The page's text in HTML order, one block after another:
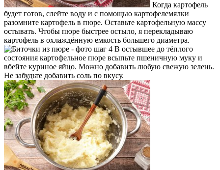
Когда картофель
будет готов, слейте воду и с помощью картофелемялки
разомните картофель в пюре. Оставьте картофельную массу
остывать. Чтобы пюре быстрее остыло, я перекладываю
картофель в охлаждённую емкость большего диаметра.
В остывшее до тёплого
состояния картофельное пюре всыпьте пшеничную муку и
вбейте куриное яйцо. Можно добавить любую свежую зелень.
Не забудьте добавить соль по вкусу.